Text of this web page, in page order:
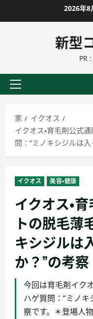
ン
に
2026年8
新型
PR
プ
イ
マ
リ
ニ
ュ
ー
家
イクオス
イクオス・育毛剤公式
問：“ミノキシジルは
イクオス 美容・健康
イクオス・
トの脱毛薄
キシジルは
か？”の考察
今回は育毛剤イク
ハゲ質問：“ミノ
察です。＊登場人